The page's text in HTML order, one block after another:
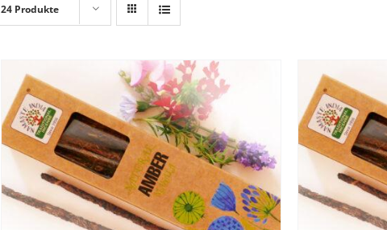
24 Produkte